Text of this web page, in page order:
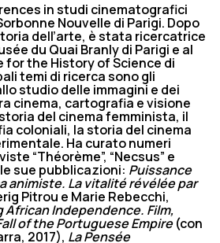
in studi cinematografici
Nouvelle di Parigi. Dopo
dell’arte, è stata ricercatrice
du Quai Branly di Parigi e al
for the History of Science di
temi di ricerca sono gli
studio delle immagini e dei
cinema, cartografia e visione
del cinema femminista, il
coloniali, la storia del cinema
Ha curato numeri
“Théorème”, “Necsus” e
le sue pubblicazioni: Puissance
animiste. La vitalité révélée par
Pitrou e Marie Rebecchi,
African Independence. Film,
of the Portuguese Empire(con
2017), La Pensée